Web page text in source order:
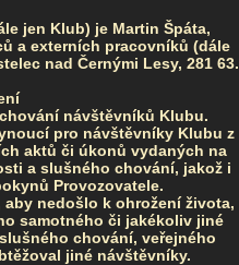
jen Klub) je Martin Špáta,
a externích pracovníků (dále
nad Černými Lesy, 281 63.
návštěvníků Klubu.
pro návštěvníky Klubu z
aktů či úkonů vydaných na
a slušného chování, jakož i
Provozovatele.
nedošlo k ohrožení života,
samotného či jakékoliv jiné
chování, veřejného
jiné návštěvníky.